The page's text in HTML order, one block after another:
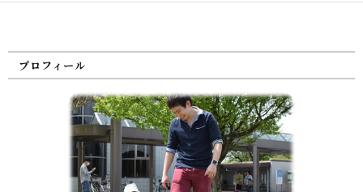
プロフィール